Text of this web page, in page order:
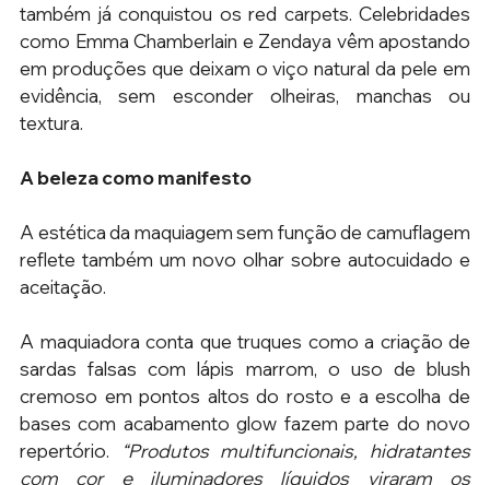
também já conquistou os red carpets. Celebridades
como Emma Chamberlain e Zendaya vêm apostando
em produções que deixam o viço natural da pele em
evidência, sem esconder olheiras, manchas ou
textura.
A beleza como manifesto
A estética da maquiagem sem função de camuflagem
reflete também um novo olhar sobre autocuidado e
aceitação.
A maquiadora conta que truques como a criação de
sardas falsas com lápis marrom, o uso de blush
cremoso em pontos altos do rosto e a escolha de
bases com acabamento glow fazem parte do novo
repertório.
“Produtos multifuncionais, hidratantes
com cor e iluminadores líquidos viraram os